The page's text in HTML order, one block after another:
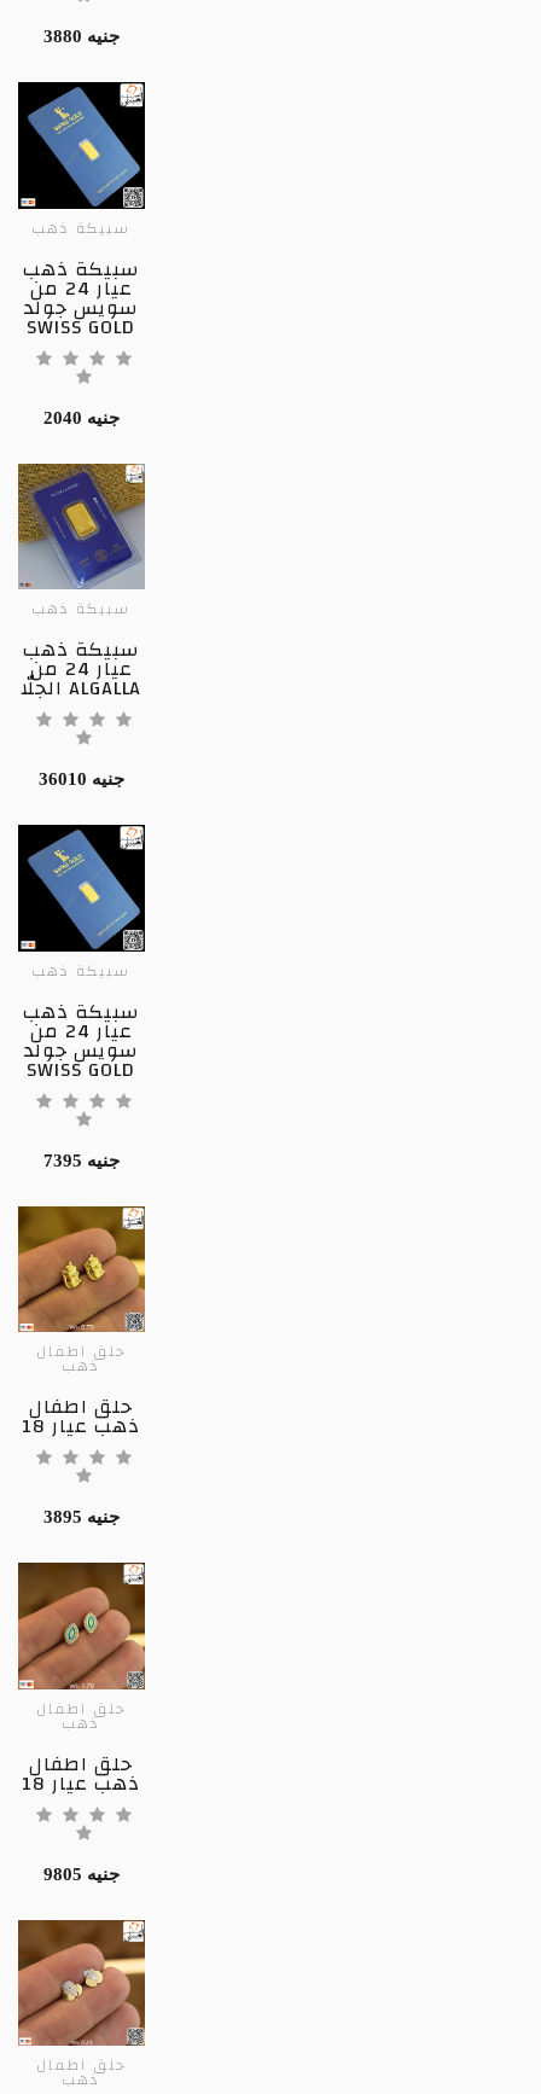
3880 جنيه
سبيكة ذهب
سبيكة ذهب
عيار 24 من
سويس جولد
SWISS GOLD
2040 جنيه
سبيكة ذهب
سبيكة ذهب
عيار 24 من
الجلّا ALGALLA
36010 جنيه
سبيكة ذهب
سبيكة ذهب
عيار 24 من
سويس جولد
SWISS GOLD
7395 جنيه
حلق اطفال
ذهب
حلق اطفال
ذهب عيار 18
3895 جنيه
حلق اطفال
ذهب
حلق اطفال
ذهب عيار 18
9805 جنيه
حلق اطفال
ذهب